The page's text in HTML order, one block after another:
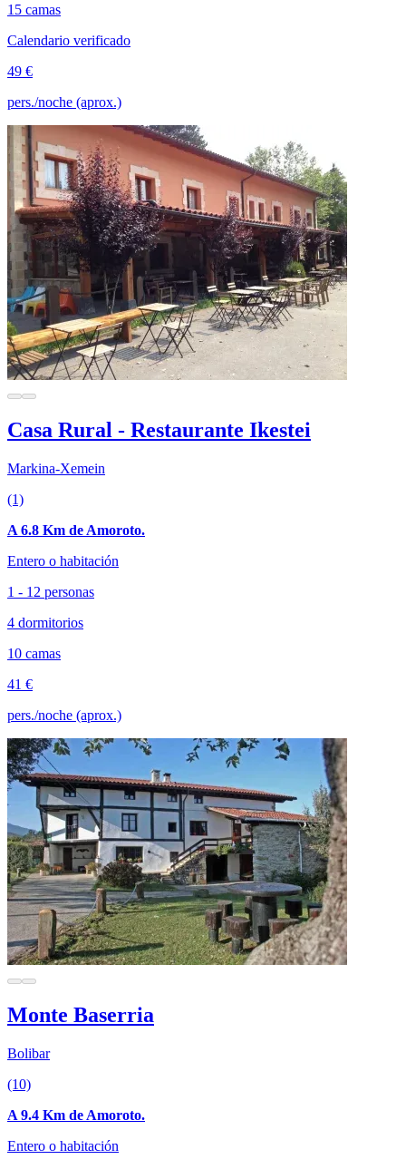
15 camas
Calendario verificado
49 €
pers./noche (aprox.)
Casa Rural - Restaurante Ikestei
Markina-Xemein
(1)
A 6.8 Km de Amoroto.
Entero o habitación
1 - 12 personas
4 dormitorios
10 camas
41 €
pers./noche (aprox.)
Monte Baserria
Bolibar
(10)
A 9.4 Km de Amoroto.
Entero o habitación